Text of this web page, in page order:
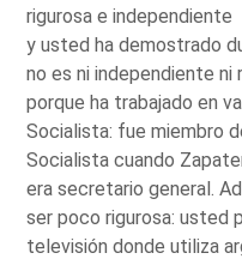
rigurosa e independiente
y usted ha demostrado
no es ni independiente ni
porque ha trabajado en
Socialista: fue miembro
Socialista cuando
era secretario general.
ser poco rigurosa: usted
televisión donde utiliza